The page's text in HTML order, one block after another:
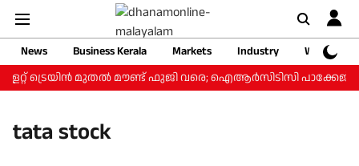
News Business Kerala Markets Industry
Web
ട്രെയിന്‍ മുതല്‍ മൗണ്ട് ഫുജി വരെ; ഐആര്‍സിടിസി പാക്കേജ്
tata stock